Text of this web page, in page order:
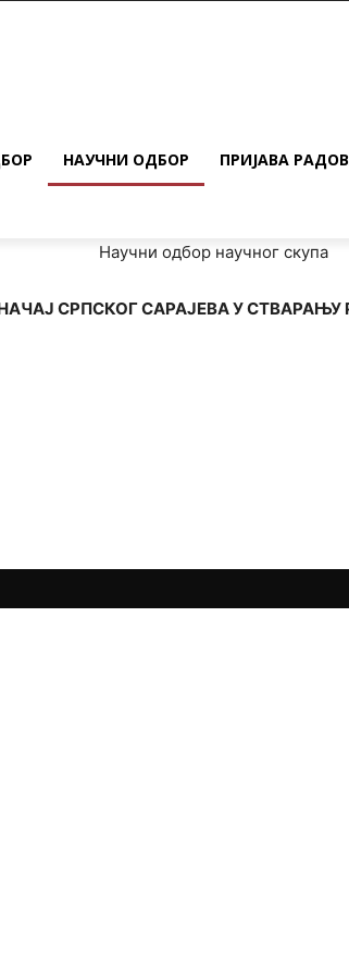
НАУЧНИ ОДБОР ПРИЈАВА
Научни одбор научног скупа
СРПСКОГ САРАЈЕВА У СТВАРАЊУ